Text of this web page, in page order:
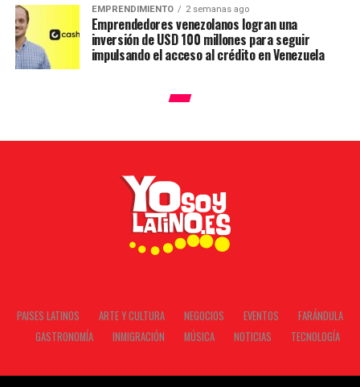
EMPRENDIMIENTO 2 semanas ago
Emprendedores venezolanos logran una
inversión de USD 100 millones para seguir
impulsando el acceso al crédito en Venezuela
PAISES LATINOS ARTE Y CULTURA NEGOCIOS EVENTOS
FARÁNDULA
GASTRONOMÍA
INMIGRACIÓN MÚSICA NOTICIAS TECNOLOGÍA